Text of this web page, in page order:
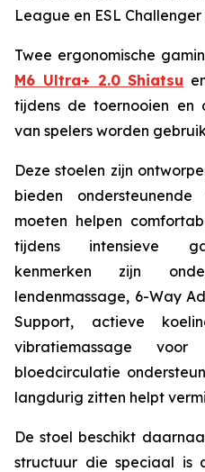
League en ESL
Twee ergonomische
M6 Ultra+ 2.0 Shiatsu
tijdens de toernooien en
van spelers worden
Deze stoelen zijn
bieden
moeten helpen
tijdens intensieve
kenmerken zijn
lendenmassage, 6-Way
Support, actieve
vibratiemassage
bloedcirculatie
langdurig zitten helpt
De stoel beschikt
structuur die speciaal is